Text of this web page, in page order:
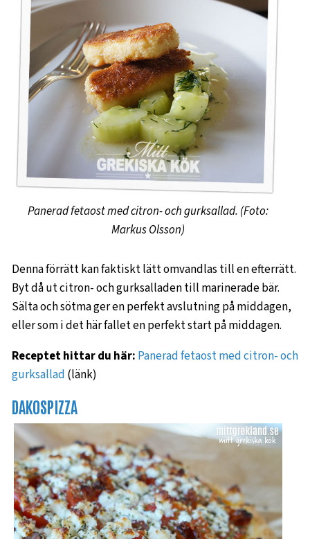
Panerad fetaost med citron- och gurksallad. (Foto:
Markus Olsson)
Denna förrätt kan faktiskt lätt omvandlas till en efterrätt.
Byt då ut citron- och gurksalladen till marinerade bär.
Sälta och sötma ger en perfekt avslutning på middagen,
eller som i det här fallet en perfekt start på middagen.
Receptet hittar du här: Panerad fetaost med citron- och
gurksallad (länk)
DAKOSPIZZA